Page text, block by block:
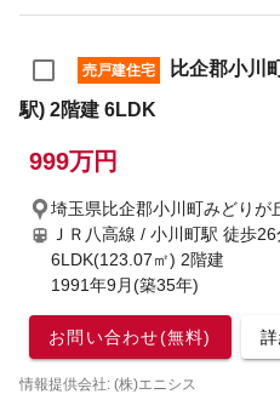
売戸建住宅
比企郡小川
駅) 2階建 6LDK
999万円
埼玉県比企郡小川町みどりが
ＪＲ八高線 / 小川町駅 徒歩26
6LDK(123.07㎡) 2階建
1991年9月(築35年)
お問い合わせ(無料)
情報提供会社: (株)エニシス